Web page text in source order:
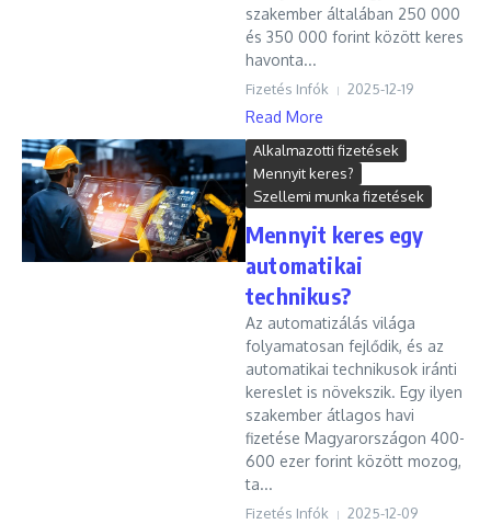
szakember általában 250 000
és 350 000 forint között keres
havonta...
Fizetés Infók 2025-12-19
Read More
Alkalmazotti fizetések
Mennyit keres?
Szellemi munka fizetések
Mennyit keres egy
automatikai
technikus?
Az automatizálás világa
folyamatosan fejlődik, és az
automatikai technikusok iránti
kereslet is növekszik. Egy ilyen
szakember átlagos havi
fizetése Magyarországon 400-
600 ezer forint között mozog,
ta...
Fizetés Infók 2025-12-09